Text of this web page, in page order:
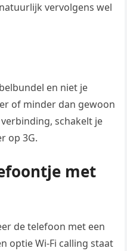
vervolgens wel
en niet je
of minder dan gewoon
schakelt je
op 3G.
met
de telefoon met een
optie Wi-Fi calling staat